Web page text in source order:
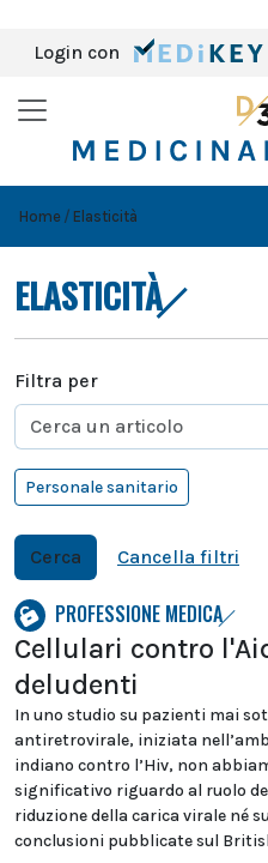
Login con
Home Elasticità
ELASTICITÀ
Filtra per
Personale sanitario
Cerca Cancella filtri
PROFESSIONE MEDICA
Cellulari contro
deludenti
In uno studio su pazienti mai
antiretrovirale, iniziata
indiano contro l’Hiv, non
significativo riguardo al ruolo
riduzione della carica virale né
conclusioni pubblicate sul